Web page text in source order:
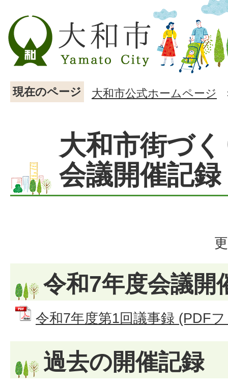
現在のページ 大和市公式ホームページ
大和市街づ
会議開催記録
令和7年度会議開
令和7年度第1回議事録 (PDF
過去の開催記録